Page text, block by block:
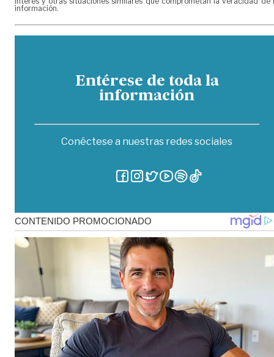
información.
Entérese de toda la
información
Conéctese a nuestras redes sociales